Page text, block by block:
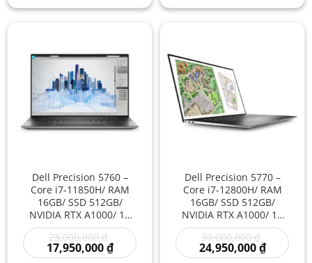
là: là:
Dell Precision 5760 –
Core i7-11850H/ RAM
16GB/ SSD 512GB/
NVIDIA RTX A1000/ 17
inch – Laptop
Workstation Đồ Họa 3D
Kỹ Thuật Màn Hình Lớn
23,000,000₫
gốc
là:
17,950,000₫Giá
hiện
Dell Precision 5770 –
Core i7-12800H/ RAM
16GB/ SSD 512GB/
NVIDIA RTX A1000/ 17
inch – Laptop
Workstation Cao Cấp
Cho CAD 3D Kỹ Thuật
30,000,000₫
gốc
là:
24,950,000₫Giá
hiện